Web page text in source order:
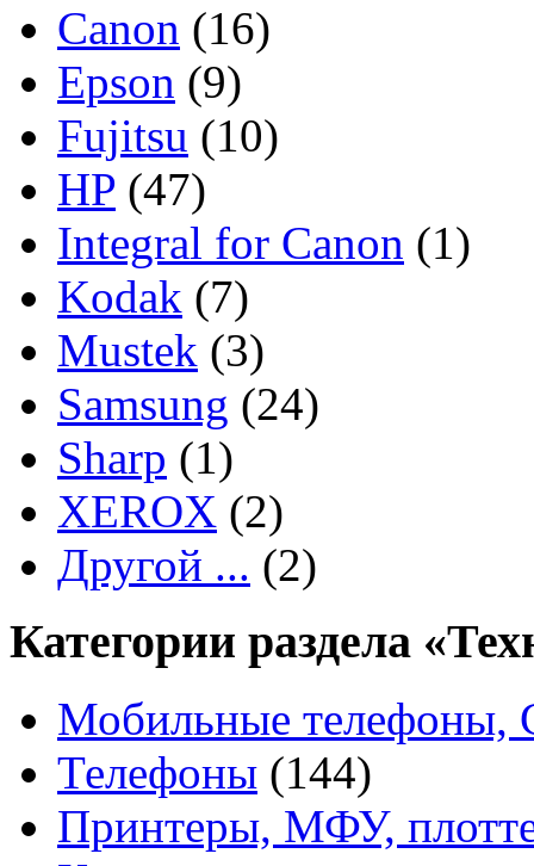
Canon (16)
Epson (9)
Fujitsu (10)
HP (47)
Integral for Canon (1)
Kodak (7)
Mustek (3)
Samsung (24)
Sharp (1)
XEROX (2)
Другой ... (2)
Категории раздела
Мобильные телефоны,
Телефоны (144)
Принтеры, МФУ,